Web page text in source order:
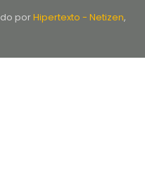
porHipertexto - Netizen,